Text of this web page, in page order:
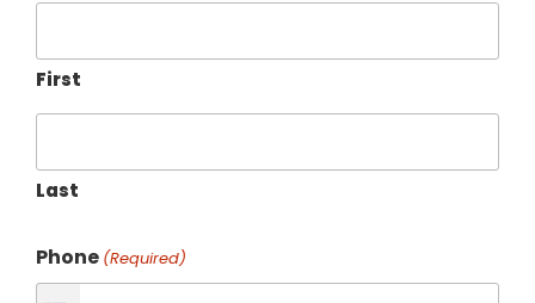
First
Last
Phone (Required)